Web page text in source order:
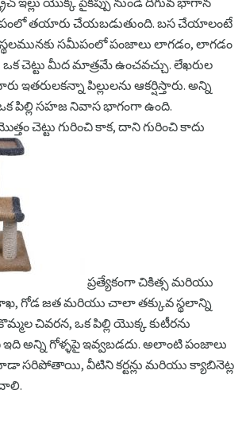
తయారు చేయబడుతుంది. బస చేయాలంటే
సమీపంలో పంజాలు లాగడం, లాగడం
ఒక చెట్టు మీద మాత్రమే ఉంచవచ్చు. లేఖరుల
ఇతరులకన్నా పిల్లులను ఆకర్షిస్తారు. అన్ని
ఒక పిల్లి సహజ నివాస భాగంగా ఉంది.
చెట్టు గురించి కాక, దాని గురించి కాదు
ప్రత్యేకంగా చికిత్స మరియు
గోడ జత మరియు చాలా తక్కువ స్థలాన్ని
చివరన, ఒక పిల్లి యొక్క కుటీరను
అన్ని గోళ్ళపై ఇవ్వబడదు. అలాంటి పంజాలు
సరిపోతాయి, వీటిని కర్టన్లు మరియు క్యాబినెట్ల